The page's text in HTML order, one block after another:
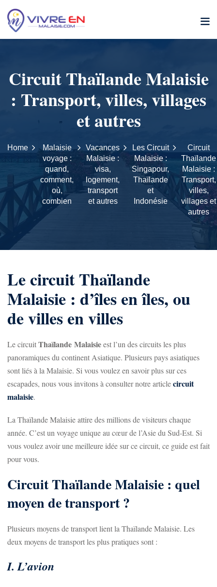
content
Circuit Thaïlande Malaisie
: Transport, villes, villages
et autres
Home
Malaisie
voyage :
quand,
comment,
où,
combien
Vacances
Malaisie :
visa,
logement,
transport
et autres
Les Circuit
Malaisie :
Singapour,
Thaïlande
et
Indonésie
Circuit
Thaïlande
Malaisie :
Transport,
villes,
villages et
autres
Le circuit Thaïlande
Malaisie : d’îles en îles, ou
de villes en villes
Le circuitThaïlande Malaisieest l’un des circuits les plus
panoramiques du continent Asiatique. Plusieurs pays asiatiques
sont liés à la Malaisie. Si vous voulez en savoir plus sur ces
escapades, nous vous invitons à consulter notre articlecircuit
malaisie.
La Thaïlande Malaisie attire des millions de visiteurs chaque
année. C’est un voyage unique au cœur de l’Asie du Sud-Est. Si
vous voulez avoir une meilleure idée sur ce circuit, ce guide est fait
pour vous.
Circuit Thaïlande Malaisie : quel
moyen de transport ?
Plusieurs moyens de transport lient la Thaïlande Malaisie. Les
deux moyens de transport les plus pratiques sont :
I. L’avion